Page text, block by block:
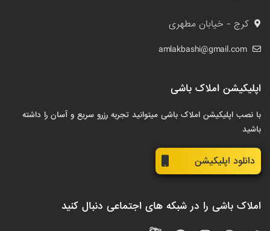
کرج - خیابان مطهری
amlakbashi@gmail.com
اپلیکیشن املاک باشی
با نصب اپلیکیشن املاک باشی میتوانید تجربه رزرو سریع و آسان را داشته
باشید
دانلود اپلیکیشن
املاک باشی را در شبکه های اجتماعی دنبال کنید